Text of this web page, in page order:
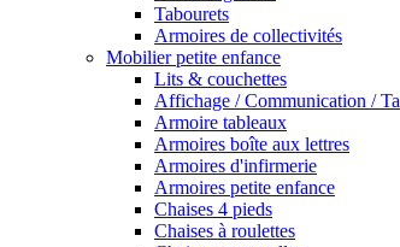
Tabourets
Armoires de collectivités
Mobilier petite enfance
Lits & couchettes
Affichage / Communication /
Armoire tableaux
Armoires boîte aux lettres
Armoires d'infirmerie
Armoires petite enfance
Chaises 4 pieds
Chaises à roulettes